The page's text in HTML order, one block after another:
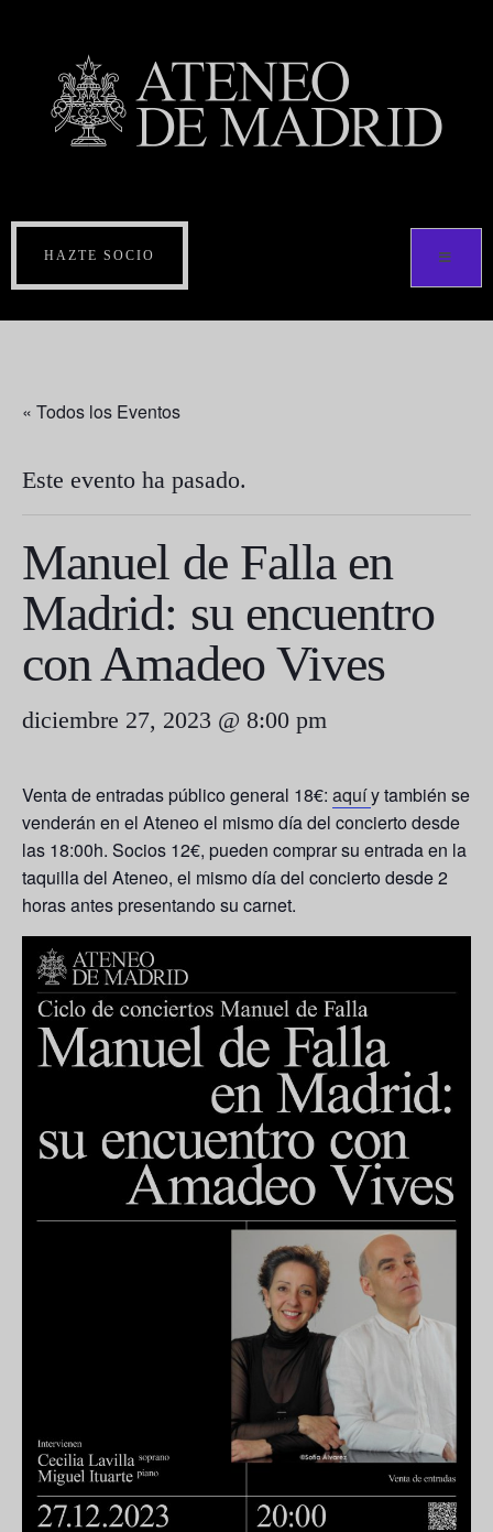
HAZTE SOCIO
« Todos los Eventos
Este evento ha pasado.
Manuel de Falla en
Madrid: su encuentro
con Amadeo Vives
diciembre 27, 2023 @ 8:00 pm
Venta de entradas público general 18€: aquíy también se
venderán en el Ateneo el mismo día del concierto desde
las 18:00h. Socios 12€, pueden comprar su entrada en la
taquilla del Ateneo, el mismo día del concierto desde 2
horas antes presentando su carnet.